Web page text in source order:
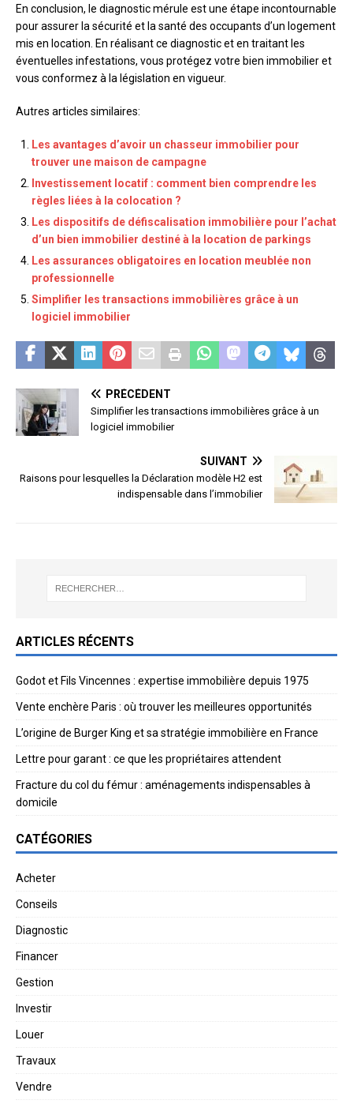
En conclusion, le diagnostic mérule est une étape incontournable
pour assurer la sécurité et la santé des occupants d’un logement
mis en location. En réalisant ce diagnostic et en traitant les
éventuelles infestations, vous protégez votre bien immobilier et
vous conformez à la législation en vigueur.
Autres articles similaires:
Les avantages d’avoir un chasseur immobilier pour
trouver une maison de campagne
Investissement locatif : comment bien comprendre les
règles liées à la colocation ?
Les dispositifs de défiscalisation immobilière pour l’achat
d’un bien immobilier destiné à la location de parkings
Les assurances obligatoires en location meublée non
professionnelle
Simplifier les transactions immobilières grâce à un
logiciel immobilier
PRÉCÉDENT
Simplifier les transactions immobilières grâce à un
logiciel immobilier
SUIVANT
Raisons pour lesquelles la Déclaration modèle H2 est
indispensable dans l’immobilier
ARTICLES RÉCENTS
Godot et Fils Vincennes : expertise immobilière depuis 1975
Vente enchère Paris : où trouver les meilleures opportunités
L’origine de Burger King et sa stratégie immobilière en France
Lettre pour garant : ce que les propriétaires attendent
Fracture du col du fémur : aménagements indispensables à
domicile
CATÉGORIES
Acheter
Conseils
Diagnostic
Financer
Gestion
Investir
Louer
Travaux
Vendre